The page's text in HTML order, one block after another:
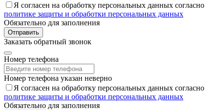
Я согласен на обработку персональных данных согласно
политике защиты и обработки персональных данных
Обязательно для заполнения
Отправить
Заказать обратный звонок
Номер телефона
Номер телефона указан неверно
Я согласен на обработку персональных данных согласно
политике защиты и обработки персональных данных
Обязательно для заполнения